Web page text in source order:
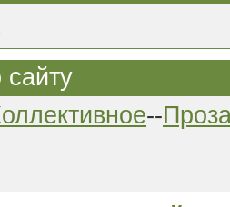
сайту
--